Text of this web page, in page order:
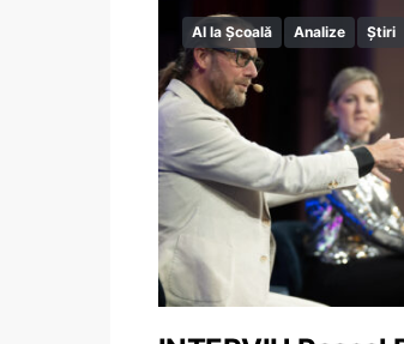
AI la Școală Analize Știri